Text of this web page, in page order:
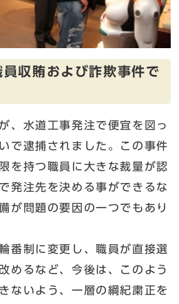
収賄および詐欺事件で
、水道工事発注で便宜を図っ
で逮捕されました。この事件
を持つ職員に大きな裁量が認
発注先を決める事ができるな
が問題の要因の一つでもあり
番制に変更し、職員が直接選
めるなど、今後は、このよう
ないよう、一層の綱紀粛正を